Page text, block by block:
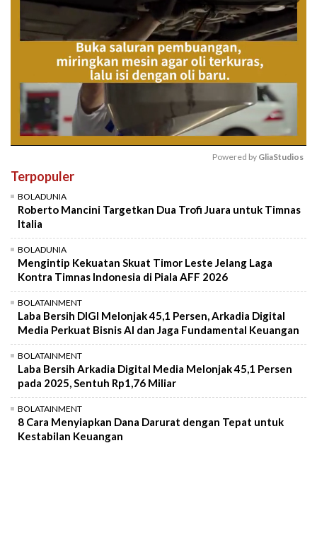
Powered by GliaStudios
Terpopuler
BOLADUNIA
Roberto Mancini Targetkan Dua Trofi Juara untuk Timnas
Italia
BOLADUNIA
Mengintip Kekuatan Skuat Timor Leste Jelang Laga
Kontra Timnas Indonesia di Piala AFF 2026
BOLATAINMENT
Laba Bersih DIGI Melonjak 45,1 Persen, Arkadia Digital
Media Perkuat Bisnis AI dan Jaga Fundamental Keuangan
BOLATAINMENT
Laba Bersih Arkadia Digital Media Melonjak 45,1 Persen
pada 2025, Sentuh Rp1,76 Miliar
BOLATAINMENT
8 Cara Menyiapkan Dana Darurat dengan Tepat untuk
Kestabilan Keuangan